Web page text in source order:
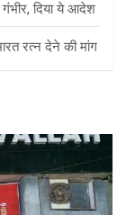
गंभीर, दिया ये आदेश
रत्न देने की मांग